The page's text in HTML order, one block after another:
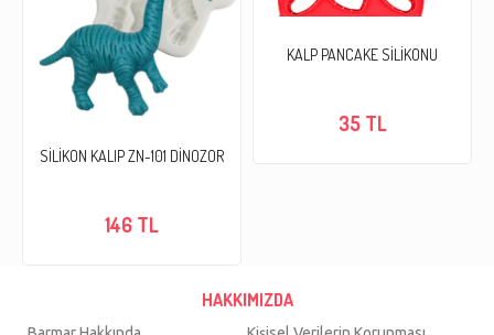
SİLİKON KALIP ZN-101 DİNOZOR
146 TL
KALP PANCAKE SİLİKONU
35 TL
HAKKIMIZDA